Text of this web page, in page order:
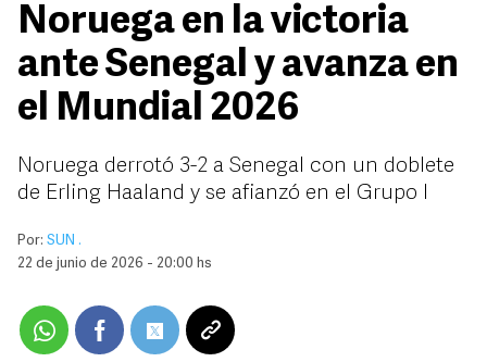
Noruega en la victoria
ante Senegal y avanza en
el Mundial 2026
Noruega derrotó 3-2 a Senegal con un doblete
de Erling Haaland y se afianzó en el Grupo I
Por: SUN .
22 de junio de 2026 - 20:00 hs